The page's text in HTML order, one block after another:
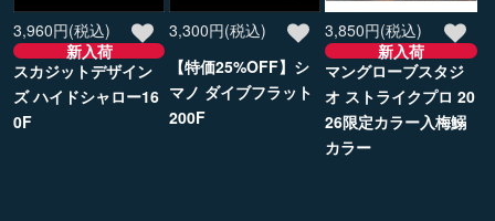
3,960円(税込)
新入荷
スカジットデザイン
ズ ハイドシャロー16
0F
3,300円(税込)
【特価25%OFF】シ
マノ ダイブフラット
200F
3,850円(税込)
新入荷
マングローブスタジ
オ ストライクプロ 20
26限定カラー入梅鰯
カラー